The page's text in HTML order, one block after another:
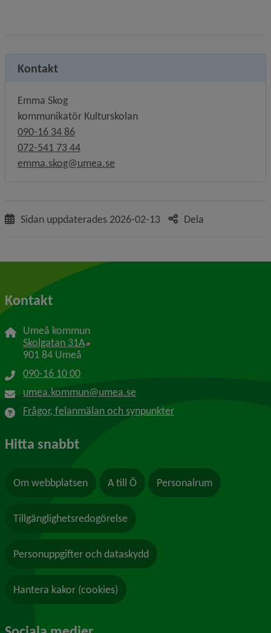
Kontakt
Emma Skog
kommunikatör Kulturskolan
090-16 34 86
072-541 73 44
emma.skog@umea.se
Sidan uppdaterades 2026-02-13 Dela
Kontakt
Umeå kommun
Skolgatan 31A Länk till annan webbplats, öppnas i nytt
901 84 Umeå
090-16 10 00
umea.kommun@umea.se
Frågor, felanmälan och synpunkter
Hitta snabbt
Om webbplatsen A till Ö Personalrum
Tillgänglighetsredogörelse
Personuppgifter och dataskydd
Hantera kakor (cookies)